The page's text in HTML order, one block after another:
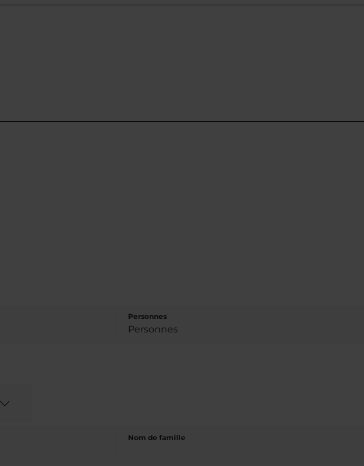
Personnes
Nom de famille